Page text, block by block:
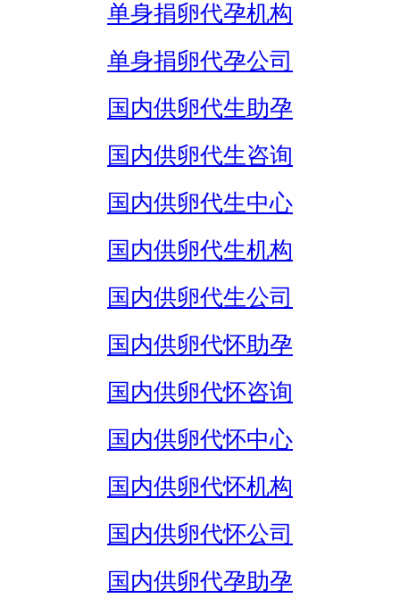
单身捐卵代孕机构
单身捐卵代孕公司
国内供卵代生助孕
国内供卵代生咨询
国内供卵代生中心
国内供卵代生机构
国内供卵代生公司
国内供卵代怀助孕
国内供卵代怀咨询
国内供卵代怀中心
国内供卵代怀机构
国内供卵代怀公司
国内供卵代孕助孕